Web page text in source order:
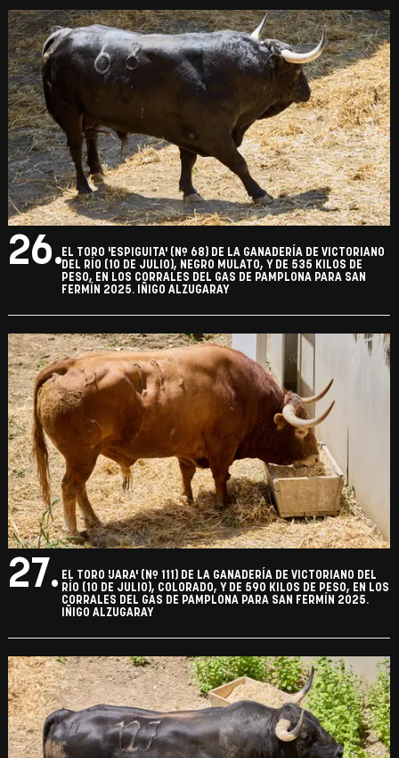
26.EL TORO 'ESPIGUITA' (Nº 68) DE LA GANADERÍA DE VICTORIANO
DEL RÍO (10 DE JULIO), NEGRO MULATO, Y DE 535 KILOS DE
PESO, EN LOS CORRALES DEL GAS DE PAMPLONA PARA SAN
FERMÍN 2025. IÑIGO ALZUGARAY
27. EL TORO 'JARA' (Nº 111) DE LA GANADERÍA DE VICTORIANO DEL
RÍO (10 DE JULIO), COLORADO, Y DE 590 KILOS DE PESO, EN LOS
CORRALES DEL GAS DE PAMPLONA PARA SAN FERMÍN 2025.
IÑIGO ALZUGARAY